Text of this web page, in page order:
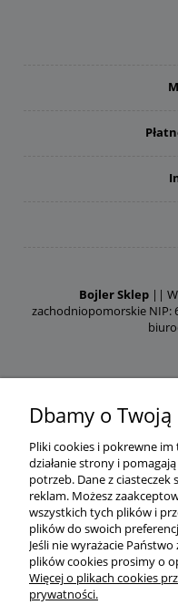
Bojler Sklep ||
zachodniopomorskie NIP:
Dbamy o
Pliki cookies i pokrewne
działanie strony i
potrzeb. Dane z ciasteczek
reklam. Możesz
wszystkich tych plików i
plików do swoich
Jeśli nie wyrażacie
plików cookies prosimy o
Więcej o plikach cookies
prywatności.